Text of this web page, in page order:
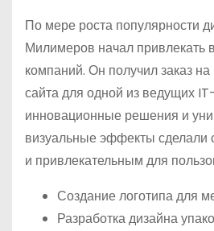
По мере роста популярности
Милимеров начал привлекать
компаний. Он получил заказ
сайта для одной из ведущих
инновационные решения и
визуальные эффекты сделали
и привлекательным для
Создание логотипа для
Разработка дизайна